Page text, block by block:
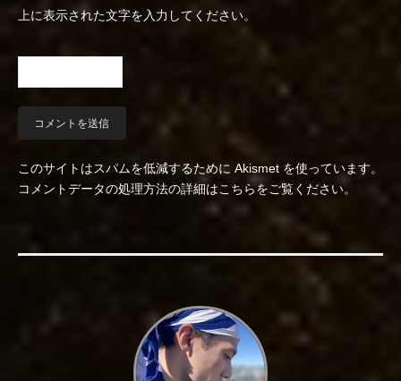
上に表示された文字を入力してください。
このサイトはスパムを低減するために Akismet を使っています。
コメントデータの処理方法の詳細はこちらをご覧ください。